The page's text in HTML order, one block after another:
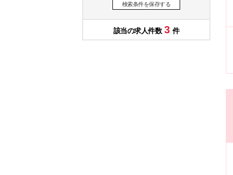
検索条件を保存する
3